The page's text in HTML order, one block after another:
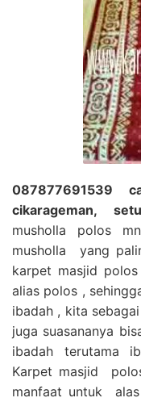
087877691539
cikarageman,
musholla polos
musholla yang
karpet masjid
alias polos ,
ibadah , kita
juga suasananya
ibadah terutama
Karpet masjid
manfaat untuk